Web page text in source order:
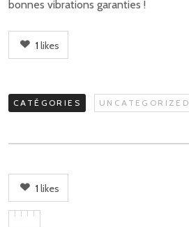
bonnes vibrations garanties !
1 likes
CATÉGORIES UNCATEGORIZED
1 likes